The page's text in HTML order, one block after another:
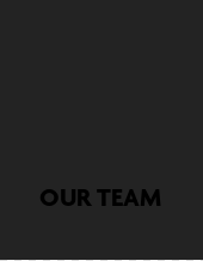
OUR TEAM